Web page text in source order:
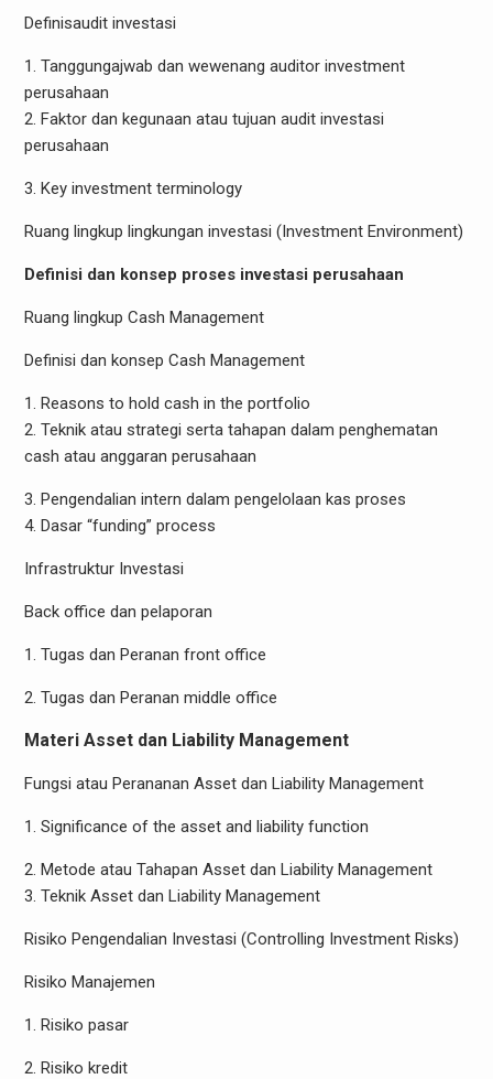
Definisaudit investasi
1. Tanggungajwab dan wewenang auditor investment
perusahaan
2. Faktor dan kegunaan atau tujuan audit investasi
perusahaan
3. Key investment terminology
Ruang lingkup lingkungan investasi (Investment Environment)
Definisi dan konsep proses investasi perusahaan
Ruang lingkup Cash Management
Definisi dan konsep Cash Management
1. Reasons to hold cash in the portfolio
2. Teknik atau strategi serta tahapan dalam penghematan
cash atau anggaran perusahaan
3. Pengendalian intern dalam pengelolaan kas proses
4. Dasar “funding” process
Infrastruktur Investasi
Back office dan pelaporan
1. Tugas dan Peranan front office
2. Tugas dan Peranan middle office
Materi Asset dan Liability Management
Fungsi atau Perananan Asset dan Liability Management
1. Significance of the asset and liability function
2. Metode atau Tahapan Asset dan Liability Management
3. Teknik Asset dan Liability Management
Risiko Pengendalian Investasi (Controlling Investment Risks)
Risiko Manajemen
1. Risiko pasar
2. Risiko kredit